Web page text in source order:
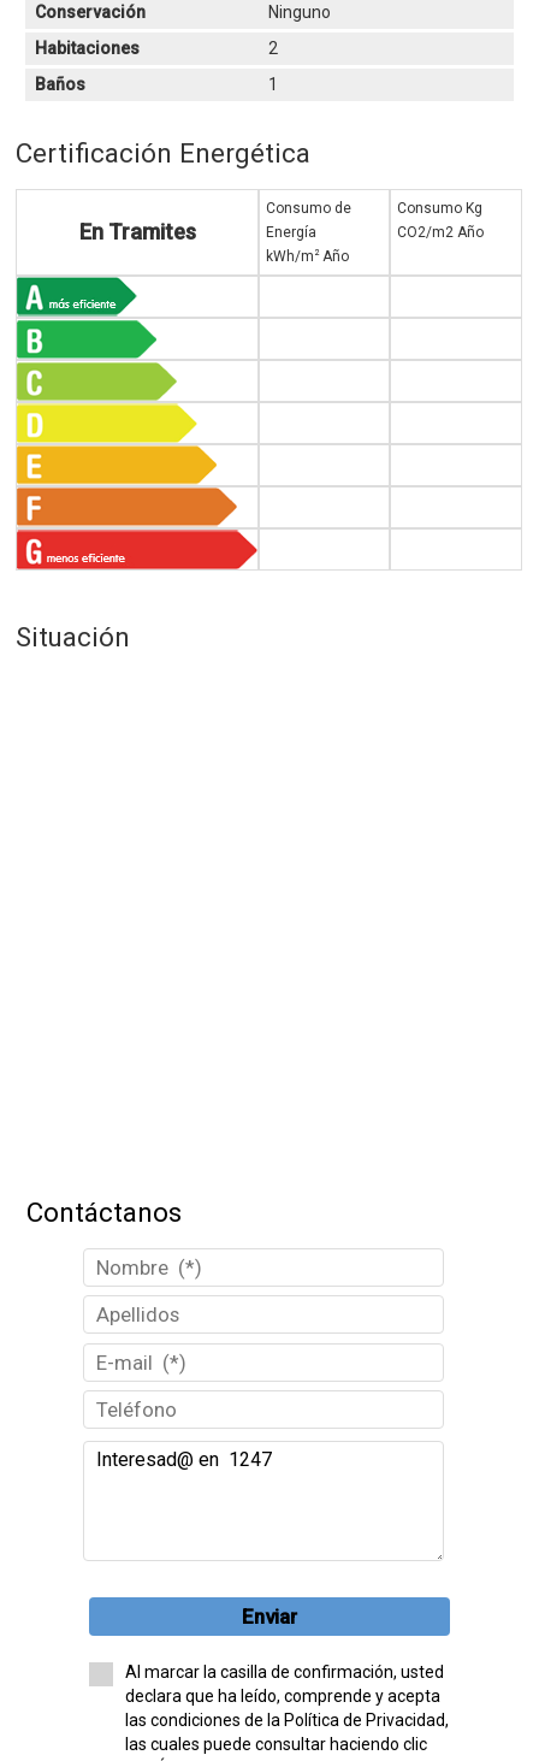
Conservación
Ninguno
Habitaciones
2
Baños
1
Certificación Energética
En Tramites
Consumo de
Energía
kWh/m 2Año
Consumo Kg
CO2/m2 Año
Situación
Contáctanos
Enviar
Al marcar la casilla de confirmación, usted
declara que ha leído, comprende y acepta
las condiciones de la Política de Privacidad,
las cuales puede consultar haciendo clic